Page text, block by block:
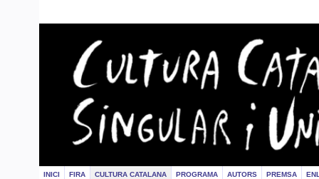
INICI FIRA CULTURA CATALANA PROGRAMA AUTORS PREMSA